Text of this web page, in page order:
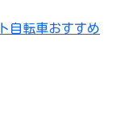
自転車おすすめ